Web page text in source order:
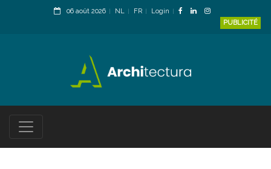
06 août 2026 NL FR
Login
PUBLICITÉ